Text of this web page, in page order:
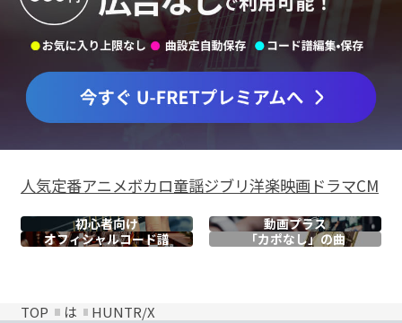
人気定番アニメボカロ童謡ジブリ洋楽映画ドラマCM
初心者向け
動画プラス
オフィシャルコード譜 「カポなし」の曲
TOP は HUNTR/X